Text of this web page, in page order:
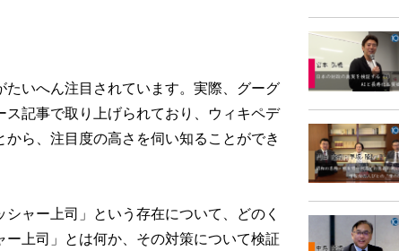
いへん注目されています。実際、グーグ
記事で取り上げられており、ウィキペデ
ら、注目度の高さを伺い知ることができ
ャー上司」という存在について、どのく
上司」とは何か、その対策について検証